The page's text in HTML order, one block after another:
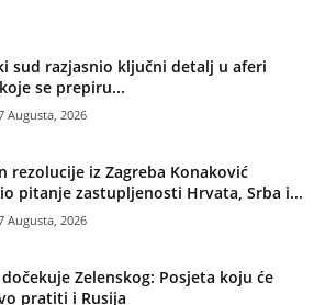
sud razjasnio ključni detalj u aferi
se prepiru...
Augusta, 2026
rezolucije iz Zagreba Konaković
pitanje zastupljenosti Hrvata, Srba i...
Augusta, 2026
Zelenskog: Posjeta koju će
pratiti i Rusija